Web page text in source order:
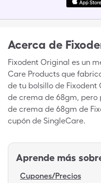
Acerca de
Fixodent Original es un
Care Products que
de tu bolsillo de Fixodent
de crema de 68gm, pero
de crema de 68gm de
cupón de SingleCare.
Aprende más
Cupones/Precios